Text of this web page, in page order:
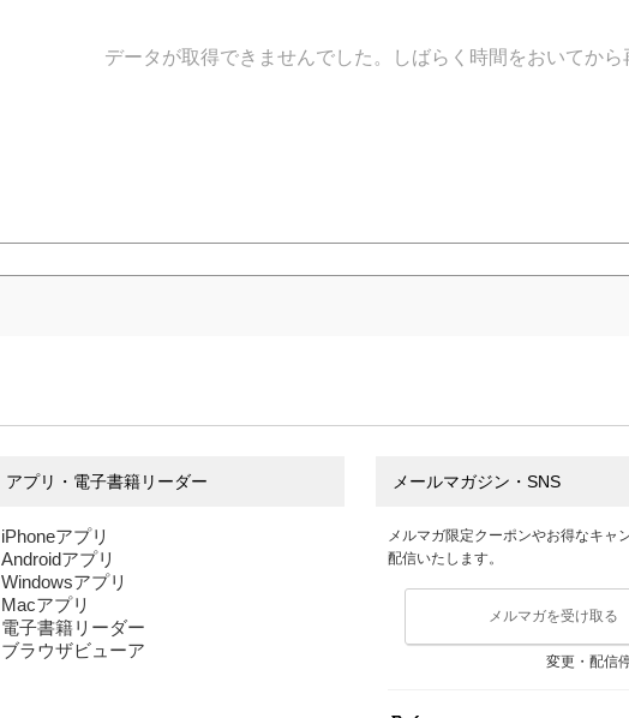
データが取得できませんでした。しばらく時間をおいてから
アプリ・電子書籍リーダー
iPhoneアプリ
Androidアプリ
Windowsアプリ
Macアプリ
電子書籍リーダー
ブラウザビューア
メールマガジン・SNS
メルマガ限定クーポンやお得なキャ
配信いたします。
メルマガを受け取る
変更・配信